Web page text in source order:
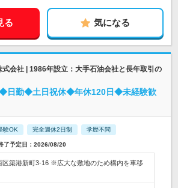
る 気になる
式会社 | 1986年設立：大手石油会社と長年取引の
◆日勤◆土日祝休◆年休120日◆未経験歓
験OK 完全週休2日制 学歴不問
予定日：2026/08/20
区築港新町3-16 ※広大な敷地のため構内を車移